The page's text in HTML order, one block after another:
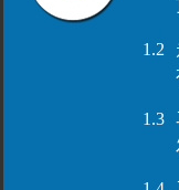
1.2
1.3